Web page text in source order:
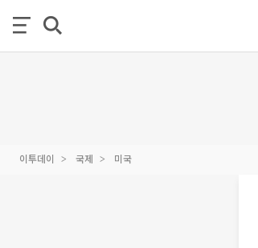
이투데이 국제 미국